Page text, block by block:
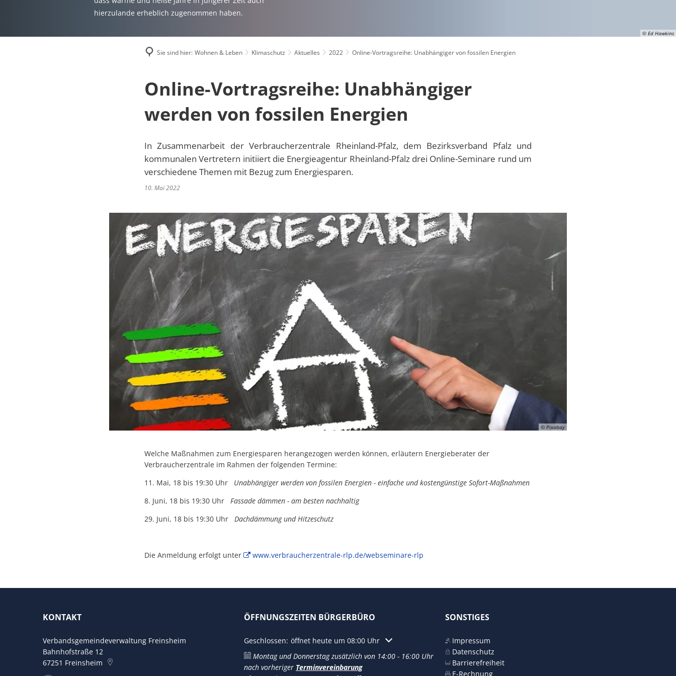
© Ed Hawkins
hierzulande erheblich zugenommen haben.
Sie sind hier: Wohnen & Leben Klimaschutz Aktuelles 2022 Online-Vortragsreihe: Unabhängiger von fossilen Energien
Online-Vortragsreihe: Unabhängiger
werden von fossilen Energien
In Zusammenarbeit der Verbraucherzentrale Rheinland-Pfalz, dem Bezirksverband Pfalz und
kommunalen Vertretern initiiert die Energieagentur Rheinland-Pfalz drei Online-Seminare rund um
verschiedene Themen mit Bezug zum Energiesparen.
10. Mai 2022
© Pixabay
Welche Maßnahmen zum Energiesparen herangezogen werden können, erläutern Energieberater der
Verbraucherzentrale im Rahmen der folgenden Termine:
11. Mai, 18 bis 19:30 Uhr Unabhängiger werden von fossilen Energien - einfache und kostengünstige Sofort-Maßnahmen
8. Juni, 18 bis 19:30 Uhr Fassade dämmen - am besten nachhaltig
29. Juni, 18 bis 19:30 Uhr Dachdämmung und Hitzeschutz
Die Anmeldung erfolgt unter www.verbraucherzentrale-rlp.de/webseminare-rlp
KONTAKT
Verbandsgemeindeverwaltung Freinsheim
Bahnhofstraße 12
67251 Freinsheim
ÖFFNUNGSZEITEN BÜRGERBÜRO
Klicken, um weitere Öffnungs- oder Schließzeiten auszublenden
Geschlossen: öffnet heute um 08:00 Uhr
Montag und Donnerstag zusätzlich von 14:00 - 16:00 Uhr
nach vorheriger Terminvereinbarung
SONSTIGES
Impressum
Datenschutz
Barrierefreiheit
E-Rechnung